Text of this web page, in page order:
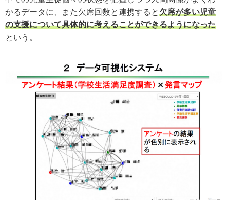
かるデータに、また欠席回数と連携すると欠席が多い児童
の支援について具体的に考えることができるようになった
という。